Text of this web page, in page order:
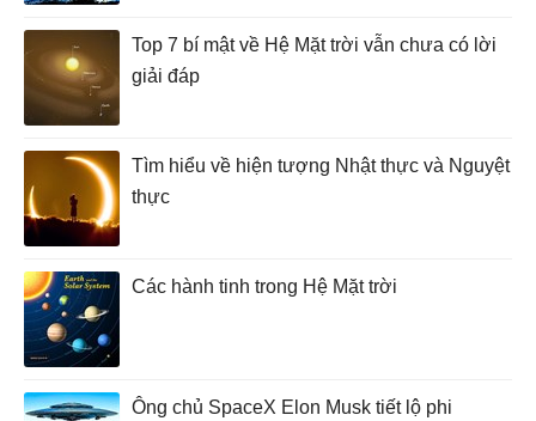
Top 7 bí mật về Hệ Mặt trời vẫn chưa có lời
giải đáp
Tìm hiểu về hiện tượng Nhật thực và Nguyệt
thực
Các hành tinh trong Hệ Mặt trời
Ông chủ SpaceX Elon Musk tiết lộ phi